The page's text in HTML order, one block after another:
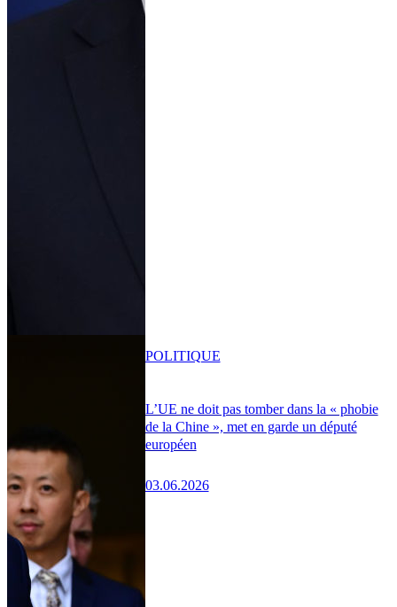
L’UE ne doit pas tomber dans la « phobie
de la Chine », met en garde un député
européen
03.06.2026
POLITIQUE